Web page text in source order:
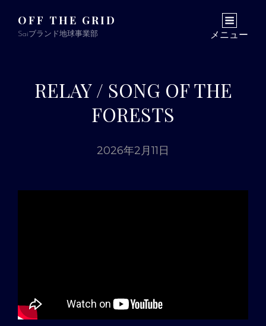
OFF THE GRID
Saiブランド地球事業部 メニュー
RELAY / SONG OF THE
FORESTS
2026年2月11日